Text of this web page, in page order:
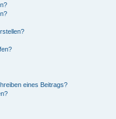
eines Beitrags?